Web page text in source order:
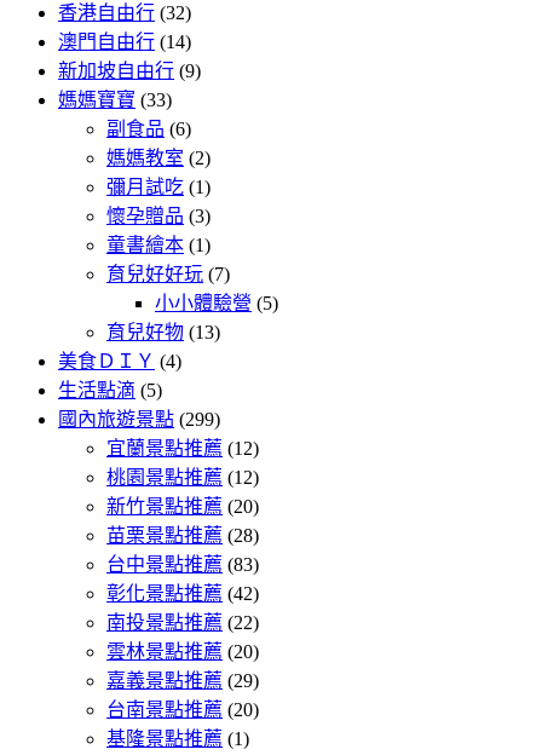
香港自由行 (32)
澳門自由行 (14)
新加坡自由行 (9)
媽媽寶寶 (33)
副食品 (6)
媽媽教室 (2)
彌月試吃 (1)
懷孕贈品 (3)
童書繪本 (1)
育兒好好玩 (7)
小小體驗營 (5)
育兒好物 (13)
美食ＤＩＹ (4)
生活點滴 (5)
國內旅遊景點 (299)
宜蘭景點推薦 (12)
桃園景點推薦 (12)
新竹景點推薦 (20)
苗栗景點推薦 (28)
台中景點推薦 (83)
彰化景點推薦 (42)
南投景點推薦 (22)
雲林景點推薦 (20)
嘉義景點推薦 (29)
台南景點推薦 (20)
基隆景點推薦 (1)